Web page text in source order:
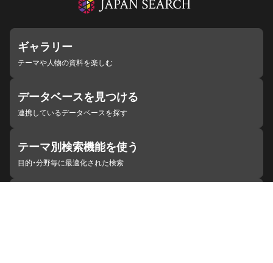
ギャラリー
テーマや人物の資料を楽しむ
データベースを見つける
連携しているデータベースを探す
テーマ別検索機能を使う
目的・分野毎に最適化された検索